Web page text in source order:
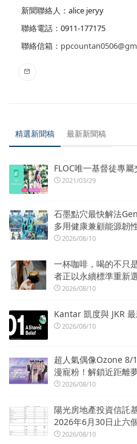
新聞聯絡人：alice jeryy
聯絡電話：0911-177175
聯絡信箱：
精選新聞稿 最新新聞稿
FLOC唯一基督徒專
2021/03/29
石墨點穴最快解法
多用健康兼顧能源韌
2026/08/10
一杯咖啡，喝的不只
者正以永續標準重新
2026/08/10
Kantar 凱度與 JKR
2026/08/10
超人氣偶像Ozone 8/
漫寵粉！解鎖近距離
2026/08/10
陽光房地產投資信託
2026年6月30日止六
2026/08/10